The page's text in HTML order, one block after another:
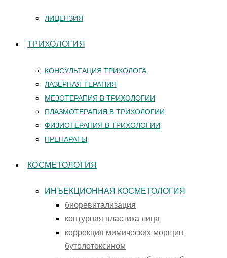
ЛИЦЕНЗИЯ
ТРИХОЛОГИЯ
КОНСУЛЬТАЦИЯ ТРИХОЛОГА
ЛАЗЕРНАЯ ТЕРАПИЯ
МЕЗОТЕРАПИЯ В ТРИХОЛОГИИ
ПЛАЗМОТЕРАПИЯ В ТРИХОЛОГИИ
ФИЗИОТЕРАПИЯ В ТРИХОЛОГИИ
ПРЕПАРАТЫ
КОСМЕТОЛОГИЯ
ИНЪЕКЦИОННАЯ КОСМЕТОЛОГИЯ
биоревитализация
контурная пластика лица
коррекция мимических морщин
бутолотоксином